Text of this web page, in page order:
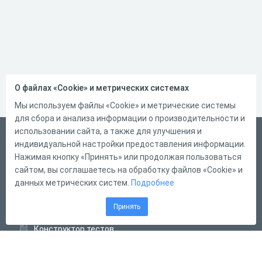
Русский
Справка
Форма обратной связи
Конструктор тестов
О файлах «Cookie» и метрических системах
Мы используем файлы «Cookie» и метрические системы
для сбора и анализа информации о производительности и
использовании сайта, а также для улучшения и
индивидуальной настройки предоставления информации.
Нажимая кнопку «Принять» или продолжая пользоваться
сайтом, вы соглашаетесь на обработку файлов «Cookie» и
данных метрических систем. Подробнее
Принять